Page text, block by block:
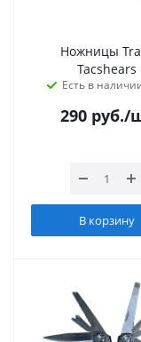
Ножницы
Tacshears
Есть в
290руб./
В корзину